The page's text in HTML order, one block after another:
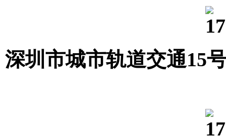
深圳市城市轨道交通15